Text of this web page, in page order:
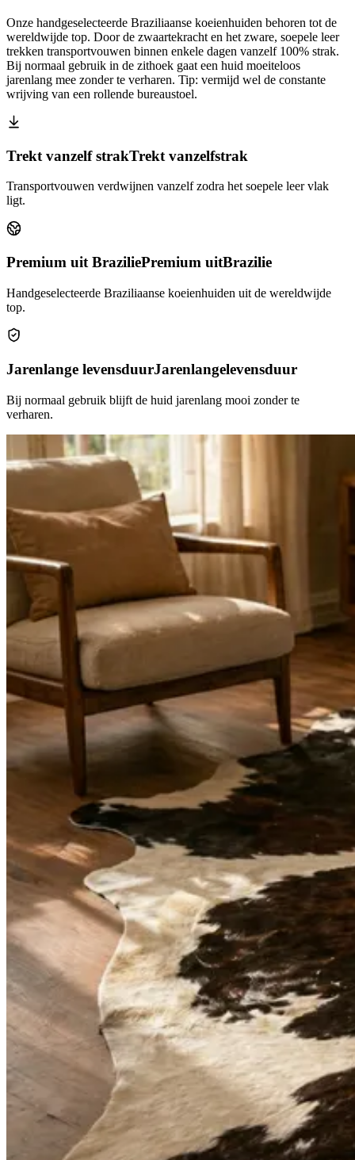
Onze handgeselecteerde Braziliaanse koeienhuiden behoren tot de
wereldwijde top. Door de zwaartekracht en het zware, soepele leer
trekken transportvouwen binnen enkele dagen vanzelf 100% strak.
Bij normaal gebruik in de zithoek gaat een huid moeiteloos
jarenlang mee zonder te verharen. Tip: vermijd wel de constante
wrijving van een rollende bureaustoel.
Trekt vanzelf strakTrekt vanzelfstrak
Transportvouwen verdwijnen vanzelf zodra het soepele leer vlak
ligt.
Premium uit BraziliePremium uitBrazilie
Handgeselecteerde Braziliaanse koeienhuiden uit de wereldwijde
top.
Jarenlange levensduurJarenlangelevensduur
Bij normaal gebruik blijft de huid jarenlang mooi zonder te
verharen.